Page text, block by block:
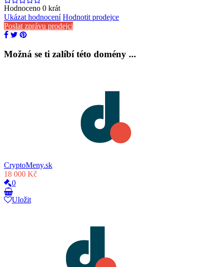
Hodnoceno 0 krát
Ukázat hodnocení Hodnotit prodejce
Poslat zprávu prodejci
Možná se ti zalíbí této domény ...
CryptoMeny.sk
18 000 Kč
0
Uložit